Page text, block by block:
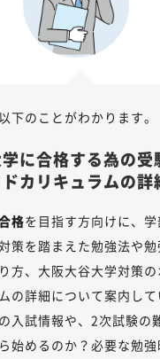
下のことがわかります。
に合格する為の受
カリキュラムの詳
格を目指す方向けに、
策を踏まえた勉強法や
方、大阪大谷大学対策
の詳細について案内して
入試情報や、2次試験の
始めるのか？必要な勉強